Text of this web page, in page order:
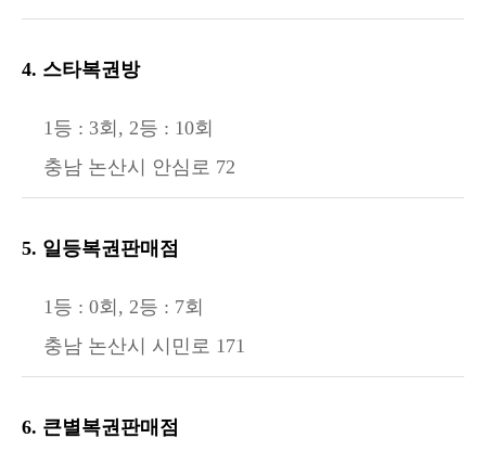
4. 스타복권방
1등 : 3회, 2등 : 10회
충남 논산시 안심로 72
5. 일등복권판매점
1등 : 0회, 2등 : 7회
충남 논산시 시민로 171
6. 큰별복권판매점